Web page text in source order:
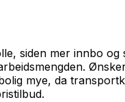
siden mer innbo
mye, da